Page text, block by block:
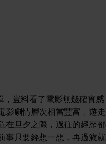
，豈料看了電影無幾確實感
影劇情層次相當豐富，遊走
在旦夕之際，過往的經歷都
事只要經想一想，再過濾就